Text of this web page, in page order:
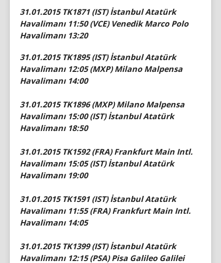
31.01.2015 TK1871 (IST) İstanbul Atatürk
Havalimanı 11:50 (VCE) Venedik Marco Polo
Havalimanı 13:20
31.01.2015 TK1895 (IST) İstanbul Atatürk
Havalimanı 12:05 (MXP) Milano Malpensa
Havalimanı 14:00
31.01.2015 TK1896 (MXP) Milano Malpensa
Havalimanı 15:00 (IST) İstanbul Atatürk
Havalimanı 18:50
31.01.2015 TK1592 (FRA) Frankfurt Main Intl.
Havalimanı 15:05 (IST) İstanbul Atatürk
Havalimanı 19:00
31.01.2015 TK1591 (IST) İstanbul Atatürk
Havalimanı 11:55 (FRA) Frankfurt Main Intl.
Havalimanı 14:05
31.01.2015 TK1399 (IST) İstanbul Atatürk
Havalimanı 12:15 (PSA) Pisa Galileo Galilei